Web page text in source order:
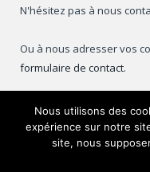
N'hésitez pas à nous
Ou à nous adresser vos
formulaire de contact.
Nous utilisons des
expérience sur notre
site, nous